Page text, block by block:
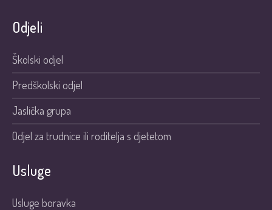
Odjeli
Školski odjel
Predškolski odjel
Jaslička grupa
Odjel za trudnice ili roditelja s djetetom
Usluge
Usluge boravka